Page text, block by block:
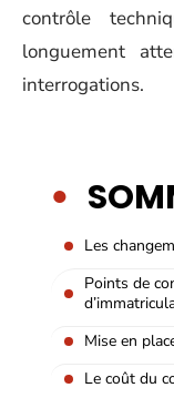
contrôle
longuement
interrogations.
Les
Points de
Mise en
Le coût du